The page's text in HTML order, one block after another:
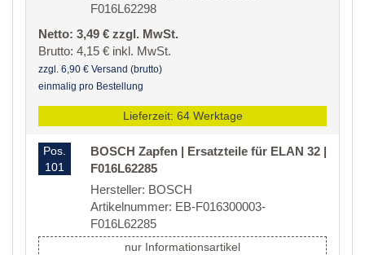
F016L62298
Netto: 3,49 € zzgl. MwSt.
Brutto: 4,15 € inkl. MwSt.
zzgl. 6,90 € Versand (brutto)
einmalig pro Bestellung
Lieferzeit: 64 Werktage
Pos.
101
BOSCH Zapfen | Ersatzteile für ELAN 32 |
F016L62285
Hersteller: BOSCH
Artikelnummer: EB-F016300003-
F016L62285
nur Informationsartikel